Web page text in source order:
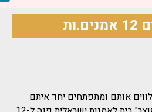
אותם ומתפתחים יחד איתם